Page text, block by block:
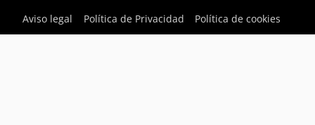
Aviso legal
Política de Privacidad Política de cookies